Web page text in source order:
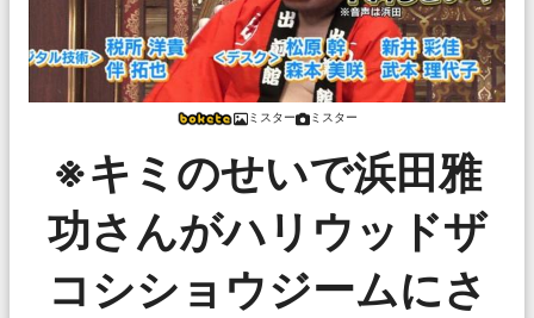
ミスター ミスター
※キミのせいで浜田雅
功さんがハリウッドザ
コシショウジームにさ